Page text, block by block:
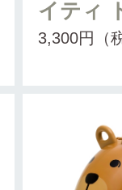
イティ
3,300円（